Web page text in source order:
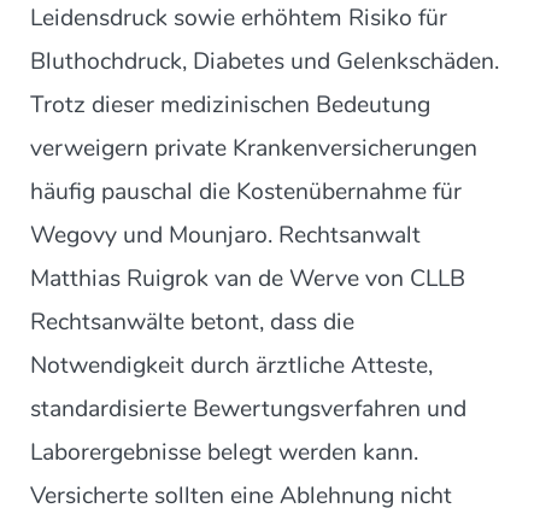
Leidensdruck sowie erhöhtem Risiko für
Bluthochdruck, Diabetes und Gelenkschäden.
Trotz dieser medizinischen Bedeutung
verweigern private Krankenversicherungen
häufig pauschal die Kostenübernahme für
Wegovy und Mounjaro. Rechtsanwalt
Matthias Ruigrok van de Werve von CLLB
Rechtsanwälte betont, dass die
Notwendigkeit durch ärztliche Atteste,
standardisierte Bewertungsverfahren und
Laborergebnisse belegt werden kann.
Versicherte sollten eine Ablehnung nicht